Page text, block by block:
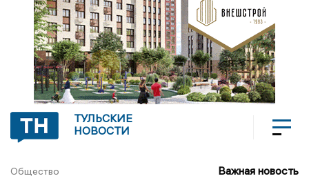
ТУЛЬСКИЕ
НОВОСТИ
Общество Важная новость